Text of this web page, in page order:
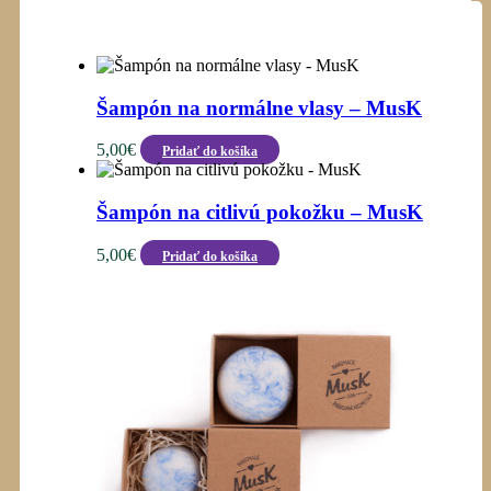
Šampón na normálne vlasy – MusK
5,00€ Pridať do košíka
Šampón na citlivú pokožku – MusK
5,00€ Pridať do košíka